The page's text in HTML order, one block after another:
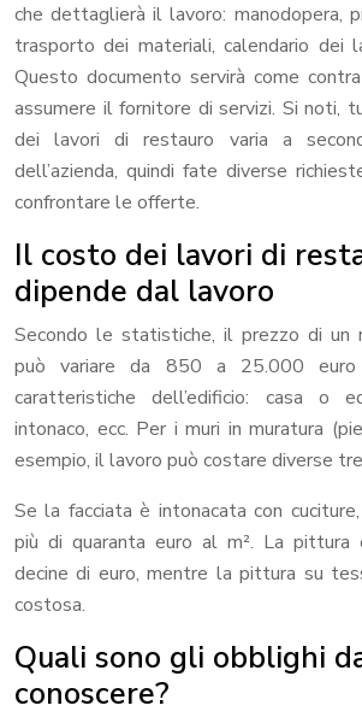
che dettaglierà il lavoro: manodopera,
trasporto dei materiali, calendario dei
Questo documento servirà come
assumere il fornitore di servizi. Si noti,
dei lavori di restauro varia a
dell’azienda, quindi fate diverse
confrontare le offerte.
Il costo dei lavori di
dipende dal lavoro
Secondo le statistiche, il prezzo di un
può variare da 850 a 25.000
caratteristiche dell’edificio: casa o
intonaco, ecc. Per i muri in muratura
esempio, il lavoro può costare diverse
Se la facciata è intonacata con
più di quaranta euro al m². La pittura
decine di euro, mentre la pittura su
costosa.
Quali sono gli obblighi
conoscere?